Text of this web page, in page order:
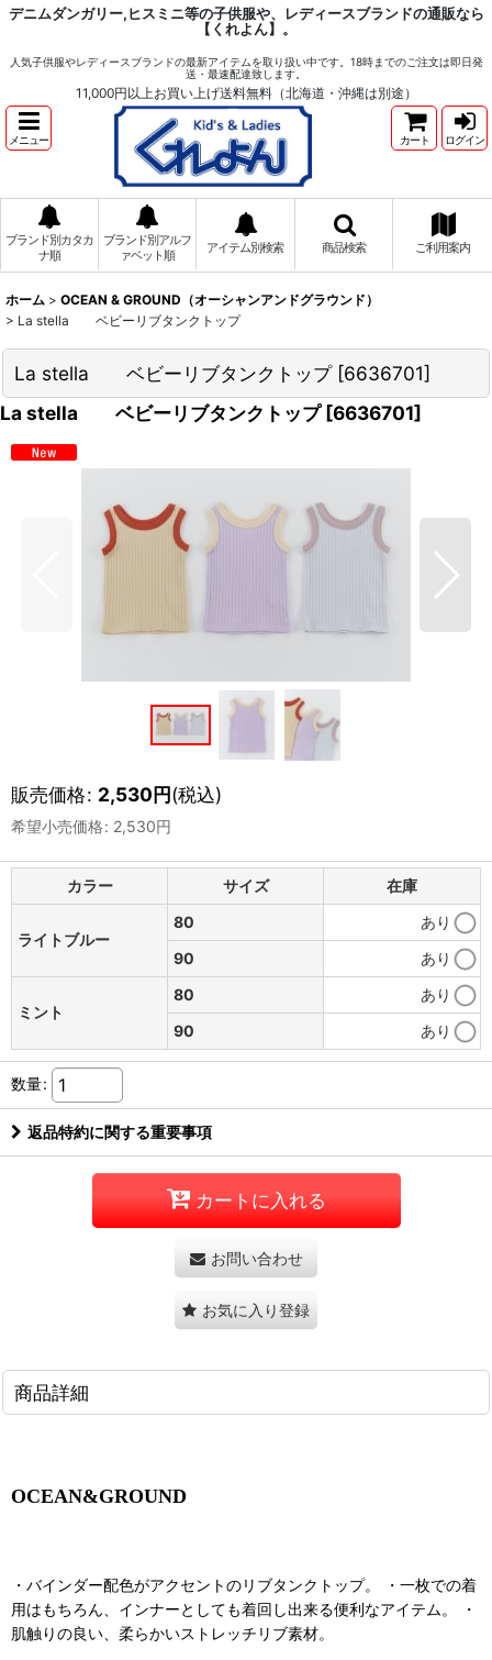
デニムダンガリー,ヒスミニ等の子供服や、レディースブランドの通販なら
【くれよん】。
人気子供服やレディースブランドの最新アイテムを取り扱い中です。18時までのご注文は即日発
送・最速配達致します。
11,000円以上お買い上げ送料無料（北海道・沖縄は別途）
メニュー カート ログイン
ブランド別カタカ
ナ順
ブランド別アルフ
ァベット順
アイテム別検索 商品検索 ご利用案内
ホーム > OCEAN & GROUND（オーシャンアンドグラウンド）
> La stella ベビーリブタンクトップ
La stella ベビーリブタンクトップ [6636701]
La stella ベビーリブタンクトップ [6636701]
販売価格: 2,530円(税込)
希望小売価格: 2,530円
カラー サイズ 在庫
ライトブルー
80
あり
90
あり
ミント
80
あり
90
あり
数量:
返品特約に関する重要事項
カートに入れる
お問い合わせ
お気に入り登録
商品詳細
OCEAN&GROUND
・バインダー配色がアクセントのリブタンクトップ。 ・一枚での着
用はもちろん、インナーとしても着回し出来る便利なアイテム。 ・
肌触りの良い、柔らかいストレッチリブ素材。